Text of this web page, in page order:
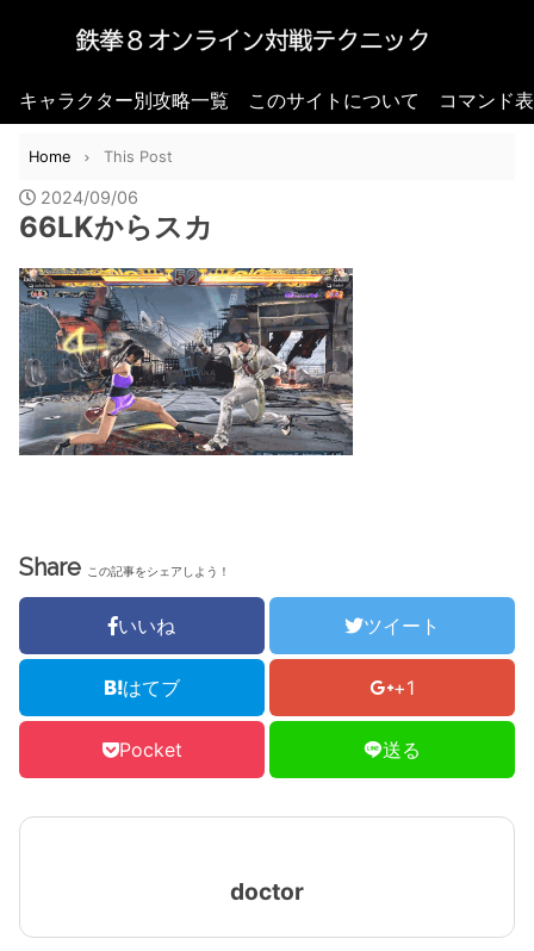
キャラクター別攻略一覧 このサイトについて コマンド
Home This Post
2024/09/06
66LKからスカ
Share この記事をシェアしよう！
いいね ツイート
はてブ +1
Pocket 送る
doctor